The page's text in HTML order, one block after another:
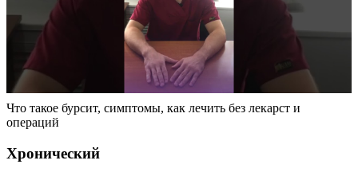
Что такое бурсит, симптомы, как лечить без лекарст и
операций
Хронический